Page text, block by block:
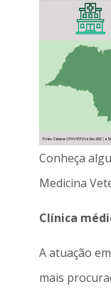
Conheça
Medicina
Clínica
A atuação
mais